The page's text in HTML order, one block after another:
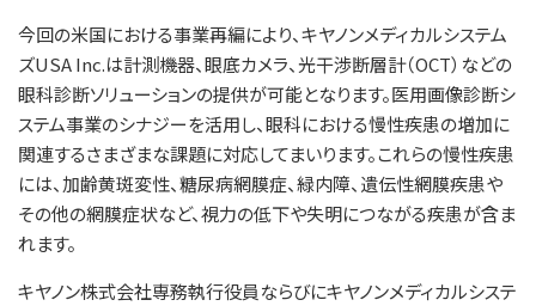
今回の米国における事業再編により、キヤノンメディカルシステム
ズUSA Inc.は計測機器、眼底カメラ、光干渉断層計（OCT）などの
眼科診断ソリューションの提供が可能となります。医用画像診断シ
ステム事業のシナジーを活用し、眼科における慢性疾患の増加に
関連するさまざまな課題に対応してまいります。これらの慢性疾患
には、加齢黄斑変性、糖尿病網膜症、緑内障、遺伝性網膜疾患や
その他の網膜症状など、視力の低下や失明につながる疾患が含ま
れます。
キヤノン株式会社専務執行役員ならびにキヤノンメディカルシステ